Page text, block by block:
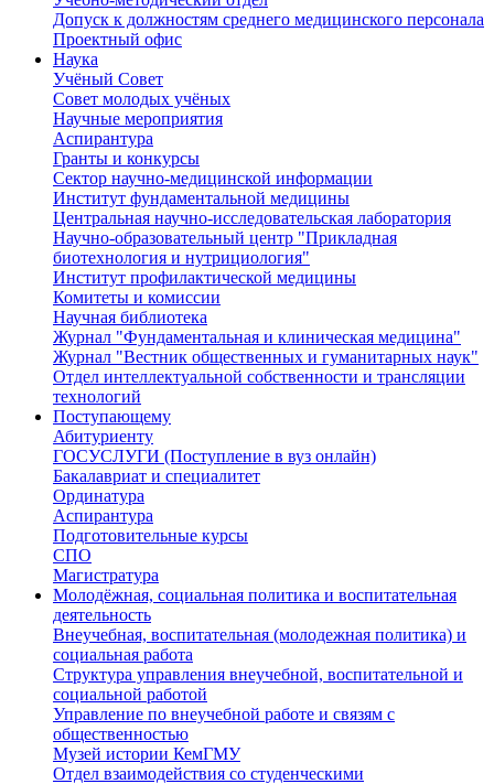
Допуск к должностям среднего медицинского персонала
Проектный офис
Наука
Учёный Cовет
Совет молодых учёных
Научные мероприятия
Аспирантура
Гранты и конкурсы
Сектор научно-медицинской информации
Институт фундаментальной медицины
Центральная научно-исследовательская лаборатория
Научно-образовательный центр "Прикладная
биотехнология и нутрициология"
Институт профилактической медицины
Комитеты и комиссии
Научная библиотека
Журнал "Фундаментальная и клиническая медицина"
Журнал "Вестник общественных и гуманитарных наук"
Отдел интеллектуальной собственности и трансляции
технологий
Поступающему
Абитуриенту
ГОСУСЛУГИ (Поступление в вуз онлайн)
Бакалавриат и специалитет
Ординатура
Аспирантура
Подготовительные курсы
СПО
Магистратура
Молодёжная, социальная политика и воспитательная
деятельность
Внеучебная, воспитательная (молодежная политика) и
социальная работа
Структура управления внеучебной, воспитательной и
социальной работой
Управление по внеучебной работе и связям с
общественностью
Музей истории КемГМУ
Отдел взаимодействия со студенческими